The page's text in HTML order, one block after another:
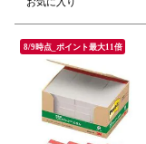
8/9時点_ポイント最大11倍